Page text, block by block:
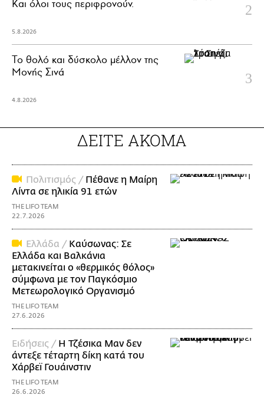
Και όλοι τους περιφρονούν.
5.8.2026
Το θολό και δύσκολο μέλλον της
Μονής Σινά
4.8.2026
ΔΕΙΤΕ ΑΚΟΜΑ
Πολιτισμός / Πέθανε η Μαίρη
Λίντα σε ηλικία 91 ετών
THE LIFO TEAM
22.7.2026
Ελλάδα / Καύσωνας: Σε
Ελλάδα και Βαλκάνια
μετακινείται ο «θερμικός θόλος»
σύμφωνα με τον Παγκόσμιο
Μετεωρολογικό Οργανισμό
THE LIFO TEAM
27.6.2026
Ειδήσεις / Η Τζέσικα Μαν δεν
άντεξε τέταρτη δίκη κατά του
Χάρβεϊ Γουάινστιν
THE LIFO TEAM
26.6.2026